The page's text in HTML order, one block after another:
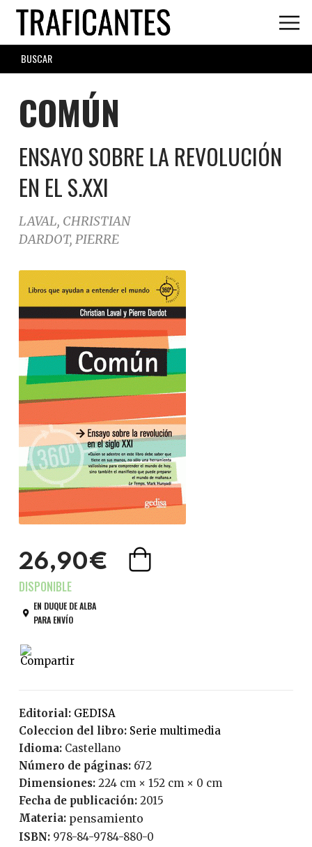
Skip
main
content
SEARCH
FORM
COMÚN
ENSAYO SOBRE LA REVOLUCIÓN
EN EL S.XXI
LAVAL, CHRISTIAN
DARDOT, PIERRE
26,90€
EN DUQUE DE ALBA
PARA ENVÍO
Editorial:
GEDISA
Coleccion del libro:
serie multimedia
Idioma:
Castellano
Número de páginas:
672
Dimensiones: 224 cm × 152 cm × 0 cm
Fecha de publicación:
2015
Materia: pensamiento
ISBN:
978-84-9784-880-0